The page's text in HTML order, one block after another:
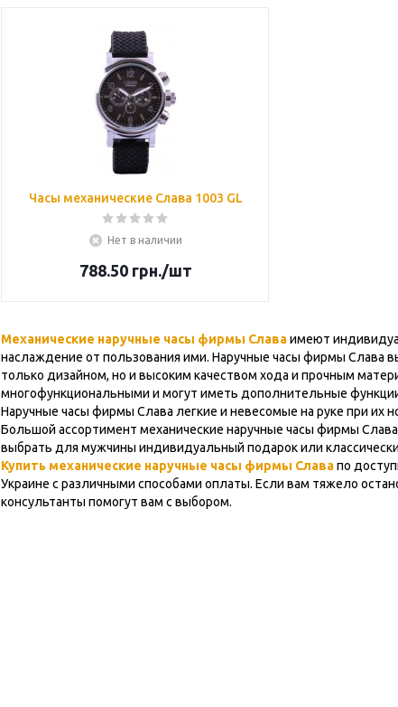
Часы механические Слава 1003 GL
Нет в наличии
788.50грн./шт
Механические наручные часы фирмы Славаимеют
наслаждение от пользования ими. Наручные часы фирмы Слава
только дизайном, но и высоким качеством хода и прочным
многофункциональными и могут иметь дополнительные
Наручные часы фирмы Слава легкие и невесомые на руке при их
Большой ассортимент механические наручные часы фирмы
выбрать для мужчины индивидуальный подарок или
Купить механические наручные часы фирмы Славапо
Украине с различными способами оплаты. Если вам тяжело
консультанты помогут вам с выбором.